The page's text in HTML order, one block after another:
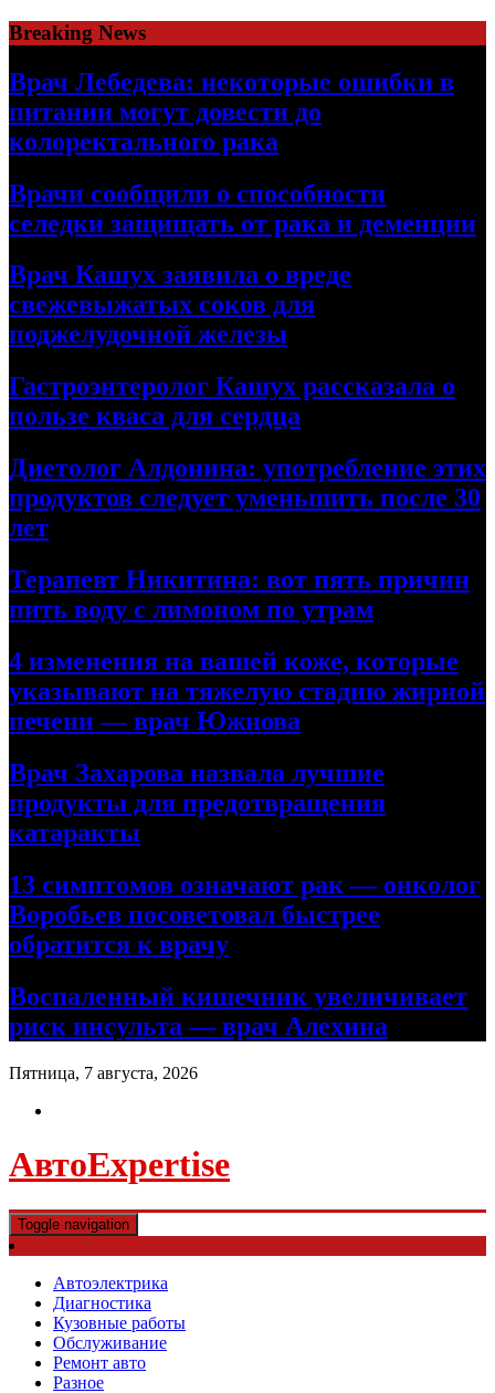
Skip
to
content
Breaking News
Врач Лебедева: некоторые ошибки в
питании могут довести до
колоректального рака
Врачи сообщили о способности
селедки защищать от рака и деменции
Врач Кашух заявила о вреде
свежевыжатых соков для
поджелудочной железы
Гастроэнтеролог Кашух рассказала о
пользе кваса для сердца
Диетолог Алдонина: употребление этих
продуктов следует уменьшить после 30
лет
Терапевт Никитина: вот пять причин
пить воду с лимоном по утрам
4 изменения на вашей коже, которые
указывают на тяжелую стадию жирной
печени — врач Южнова
Врач Захарова назвала лучшие
продукты для предотвращения
катаракты
13 симптомов означают рак — онколог
Воробьев посоветовал быстрее
обратится к врачу
Воспаленный кишечник увеличивает
риск инсульта — врач Алехина
Пятница, 7 августа, 2026
АвтоExpertise
Toggle navigation
Автоэлектрика
Диагностика
Кузовные работы
Обслуживание
Ремонт авто
Разное